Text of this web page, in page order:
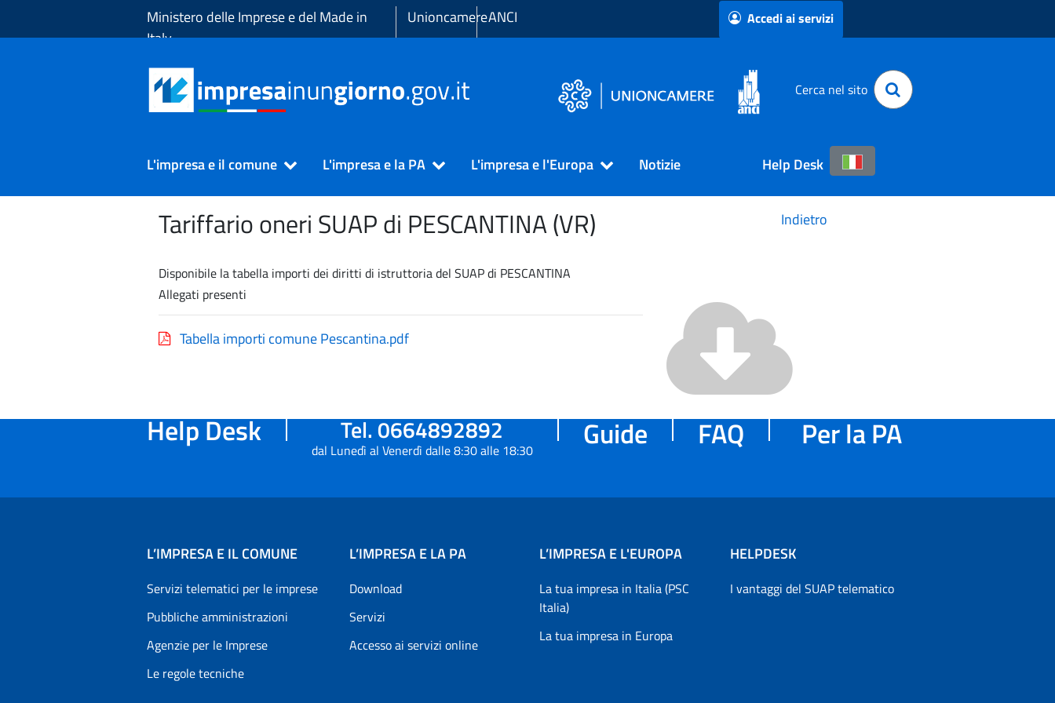
Ministero delle Imprese e del Made in
Italy
UnioncamereANCI Accedi ai servizi
Cerca nel sito
L'impresa e il comune L'impresa e la PA L'impresa e l'Europa Notizie Help Desk
Tariffario oneri SUAP di PESCANTINA (VR)
Disponibile la tabella importi dei diritti di istruttoria del SUAP di PESCANTINA
Allegati presenti
Tabella importi comune Pescantina.pdf
Indietro
Help Desk Tel. 0664892892
dal Lunedì al Venerdì dalle 8:30 alle 18:30 Guide FAQ Per la PA
L’IMPRESA E IL COMUNE
Servizi telematici per le imprese
Pubbliche amministrazioni
Agenzie per le Imprese
Le regole tecniche
L’IMPRESA E LA PA
Download
Servizi
Accesso ai servizi online
L’IMPRESA E L'EUROPA
La tua impresa in Italia (PSC
Italia)
La tua impresa in Europa
HELPDESK
I vantaggi del SUAP telematico